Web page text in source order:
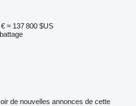
≈ 137 800 $US
de nouvelles annonces de cette